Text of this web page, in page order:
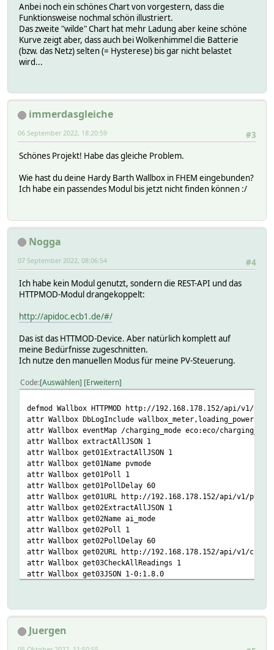
Log 5, "neue ampere:
}\
\
## Leistung reicht, also laden!\
fhem("setreading $SELF charge
\
}\
}\
DOELSEIF\
(\
## MANUELL Modus\
\
(\
[$SELF:Mode] eq "ManualMin" \
|| [$SELF:Mode] eq "MinPlusPV"\
) \
\
\
int("[$SELF:targetBatteryLevel]") <=
##
)\
{\
fhem("setreading $SELF Mode PV");;\
\
## setze nur neu, wenn sich Werte ändern\
if ("[$SELF:Mode]" eq "ManualMin")\
{\
fhem("setreading $SELF ampere 6");;\
fhem("set Wallbox manual_amp 6");;\
}\
elsif ("[$SELF:Mode]" eq "MinPlusPV")\
{\
my $ampere;;\
\
## Prüfe wieviel Ampere noch möglich
for ($ampere = 16;; $ampere >= 6;;
{\
\
Log 5, "for check ampere:
(\
Anbei noch ein schönes Chart von vorgestern, dass die
Funktionsweise nochmal schön illustriert.
Das zweite "wilde" Chart hat mehr Ladung aber keine schöne
Kurve zeigt aber, dass auch bei Wolkenhimmel die Batterie
(bzw. das Netz) selten (= Hysterese) bis gar nicht belastet
wird...
immerdasgleiche
#3
06 September 2022, 18:20:59
Schönes Projekt! Habe das gleiche Problem.
Wie hast du deine Hardy Barth Wallbox in FHEM eingebunden?
Ich habe ein passendes Modul bis jetzt nicht finden können :/
Nogga
#4
07 September 2022, 08:06:54
Ich habe kein Modul genutzt, sondern die REST-API und das
HTTPMOD-Modul drangekoppelt:
http://apidoc.ecb1.de/#/
Das ist das HTTMOD-Device. Aber natürlich komplett auf
meine Bedürfnisse zugeschnitten.
Ich nutze den manuellen Modus für meine PV-Steuerung.
Code Auswählen Erweitern
defmod Wallbox HTTPMOD http://192.168.178.152/api/v1/all
attr Wallbox DbLogInclude wallbox_meter,loading_power
attr Wallbox eventMap /charging_mode eco:eco/
attr Wallbox extractAllJSON 1
attr Wallbox get01ExtractAllJSON 1
attr Wallbox get01Name pvmode
attr Wallbox get01Poll 1
attr Wallbox get01PollDelay 60
attr Wallbox get01URL http://192.168.178.152/api/v1/
attr Wallbox get02ExtractAllJSON 1
attr Wallbox get02Name ai_mode
attr Wallbox get02Poll 1
attr Wallbox get02PollDelay 60
attr Wallbox get02URL http://192.168.178.152/api/v1/
attr Wallbox get03CheckAllReadings 1
attr Wallbox get03JSON 1-0:1.8.0
attr Wallbox get03URL http://192.168.178.152/api/v1/
attr Wallbox getHeader1 Content-Type: application/json
Juergen